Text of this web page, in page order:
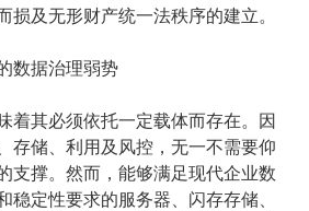
损及无形财产统一法秩序的建立。
数据治理弱势
着其必须依托一定载体而存在。因
存储、利用及风控，无一不需要仰
支撑。然而，能够满足现代企业数
稳定性要求的服务器、闪存存储、